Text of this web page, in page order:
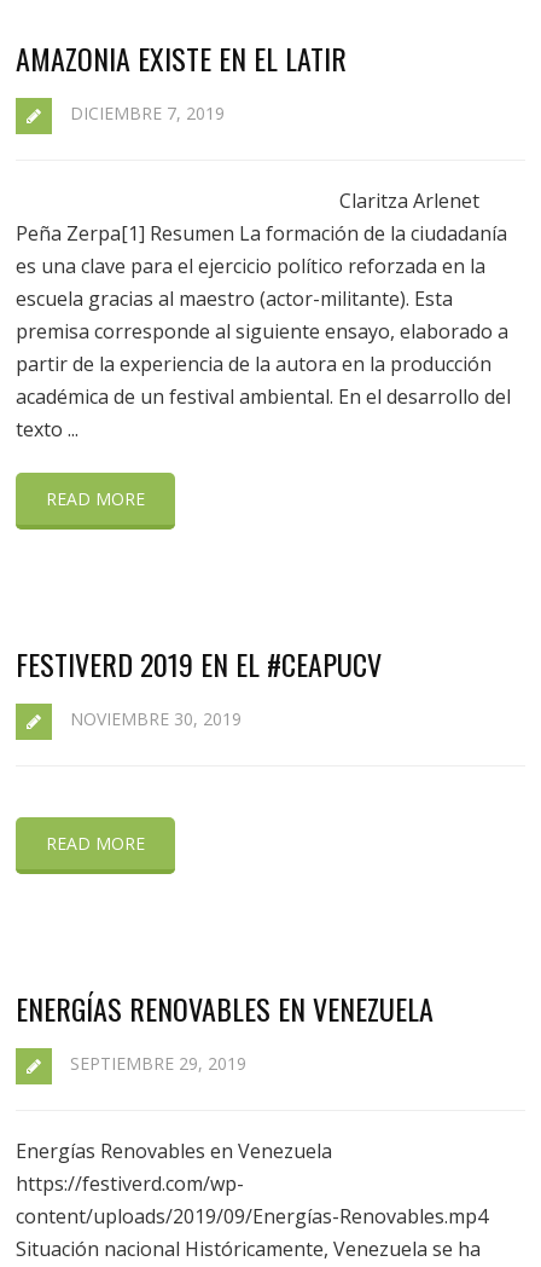
AMAZONIA EXISTE EN EL LATIR
DICIEMBRE 7, 2019
Claritza Arlenet
Peña Zerpa[1] Resumen La formación de la ciudadanía
es una clave para el ejercicio político reforzada en la
escuela gracias al maestro (actor-militante). Esta
premisa corresponde al siguiente ensayo, elaborado a
partir de la experiencia de la autora en la producción
académica de un festival ambiental. En el desarrollo del
texto ...
READ MORE
FESTIVERD 2019 EN EL #CEAPUCV
NOVIEMBRE 30, 2019
READ MORE
ENERGÍAS RENOVABLES EN VENEZUELA
SEPTIEMBRE 29, 2019
Energías Renovables en Venezuela
https://festiverd.com/wp-
content/uploads/2019/09/Energías-Renovables.mp4
Situación nacional Históricamente, Venezuela se ha